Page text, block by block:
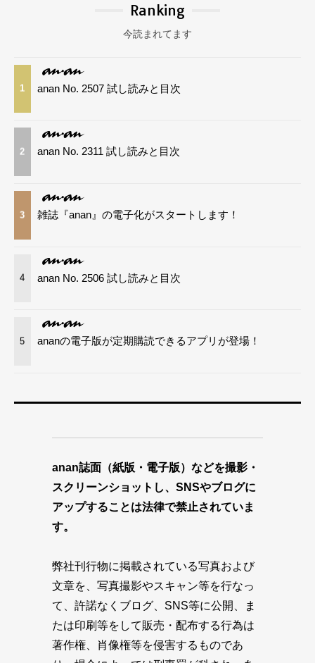
Ranking
今読まれてます
1 anan No. 2507 試し読みと目次
2 anan No. 2311 試し読みと目次
3 雑誌『anan』の電子化がスタートします！
4 anan No. 2506 試し読みと目次
5 ananの電子版が定期購読できるアプリが登場！
anan誌面（紙版・電子版）などを撮影・
スクリーンショットし、SNSやブログに
アップすることは法律で禁止されていま
す。
弊社刊行物に掲載されている写真および
文章を、写真撮影やスキャン等を行なっ
て、許諾なくブログ、SNS等に公開、ま
たは印刷等をして販売・配布する行為は
著作権、肖像権等を侵害するものであ